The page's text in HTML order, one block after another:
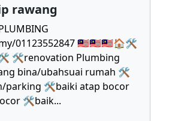
rawang
01123552847 🇲🇾🇲🇾🇲🇾🏠🛠
Plumbing
bina/ubahsuai rumah 🛠
parking 🛠baiki atap bocor
🛠baik...